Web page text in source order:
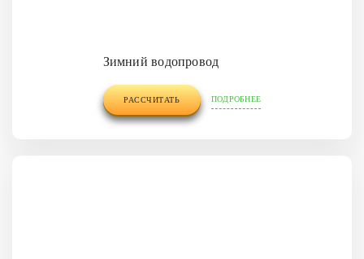
Зимний водопровод
РАССЧИТАТЬ ПОДРОБНЕЕ